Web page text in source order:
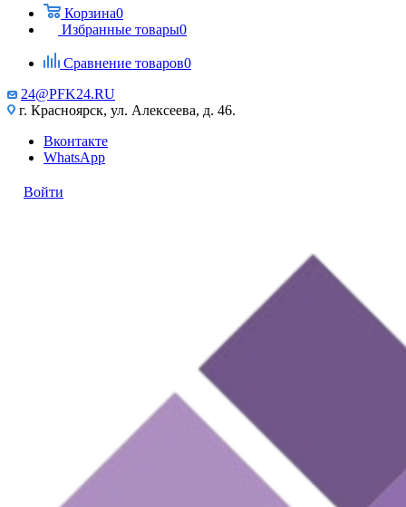
Корзина0
Избранные товары0
Сравнение товаров0
24@PFK24.RU
г. Красноярск, ул. Алексеева, д. 46.
Вконтакте
WhatsApp
Войти